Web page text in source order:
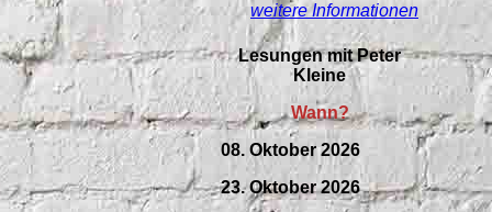
weitere Informationen
Lesungen mit Peter
Kleine
Wann?
08. Oktober 2026
23. Oktober 2026